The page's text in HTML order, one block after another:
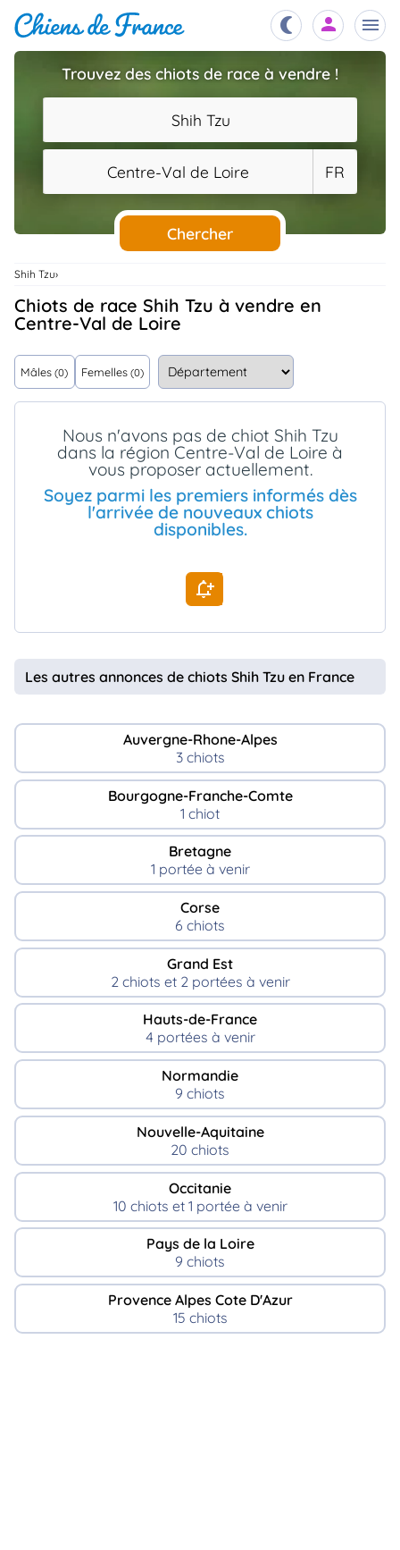
Chiots
Éleveurs
Étalons
Chiens
Services
..
Assurances
Connexion
Trouvez des chiots de race à vendre !
Shih Tzu
Centre-Val de Loire FR
Chercher
Shih Tzu
Chiots de race Shih Tzu à vendre en
Centre-Val de Loire
Mâles (0) Femelles (0)
Nous n'avons pas de chiot Shih Tzu
dans la région Centre-Val de Loire à
vous proposer actuellement.
Soyez parmi les premiers informés dès
l'arrivée de nouveaux chiots
disponibles.
Les autres annonces de chiots Shih Tzu en France
Auvergne-Rhone-Alpes
3 chiots
Bourgogne-Franche-Comte
1 chiot
Bretagne
1 portée à venir
Corse
6 chiots
Grand Est
2 chiots et 2 portées à venir
Hauts-de-France
4 portées à venir
Normandie
9 chiots
Nouvelle-Aquitaine
20 chiots
Occitanie
10 chiots et 1 portée à venir
Pays de la Loire
9 chiots
Provence Alpes Cote D'Azur
15 chiots